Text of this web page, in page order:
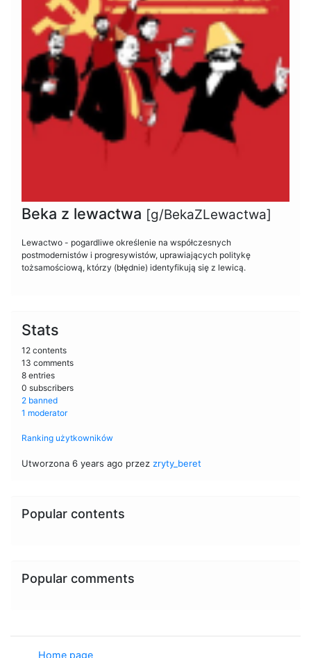
Beka z lewactwa [g/BekaZLewactwa]
Lewactwo - pogardliwe określenie na współczesnych
postmodernistów i progresywistów, uprawiających politykę
tożsamościową, którzy (błędnie) identyfikują się z lewicą.
Stats
12 contents
13 comments
8 entries
0 subscribers
2 banned
1 moderator
Ranking użytkowników
Utworzona 6 years ago przez zryty_beret
Popular contents
Popular comments
Home page